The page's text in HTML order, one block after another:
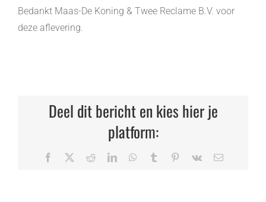
Bedankt Maas-De Koning & Twee Reclame B.V. voor
deze aflevering.
Deel dit bericht en kies hier je
platform:
Facebook RedditLinkedInWhatsApp
Tumblr Pinterest
Vk
E-